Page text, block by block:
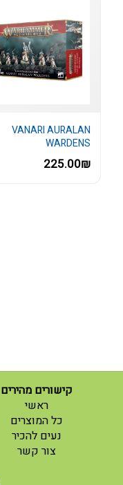
VANARI AURALAN
WARDENS
225.00₪
קישורים מהירים
ראשי
(current)
כל המוצרים
נעים להכיר
צור קשר
(current)